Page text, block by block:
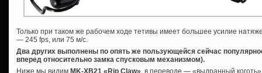
Только при таком же рабочем ходе тетивы имеет большее усилие
— 245 fps, или 75 м/с.
Два других выполнены по опять же пользующейся сейчас
вперед относительно замка спусковым механизмом).
Ниже мы видим MK-XB21 «Rip Claw», в переводе — «выдранный